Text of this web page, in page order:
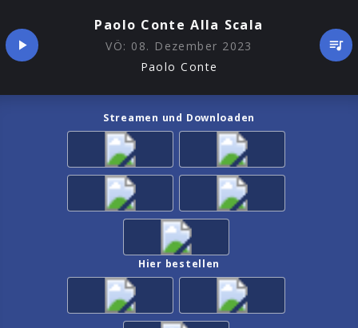
Paolo Conte Alla Scala
VÖ: 08. Dezember 2023
Paolo Conte
Streamen und Downloaden
Hier bestellen